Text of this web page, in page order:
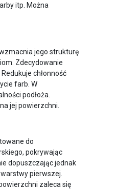
itp. Można
jego strukturę
Zdecydowanie
chłonność
farb. W
podłoża.
jej powierzchni.
do
pokrywając
dopuszczając jednak
pierwszej.
zaleca się